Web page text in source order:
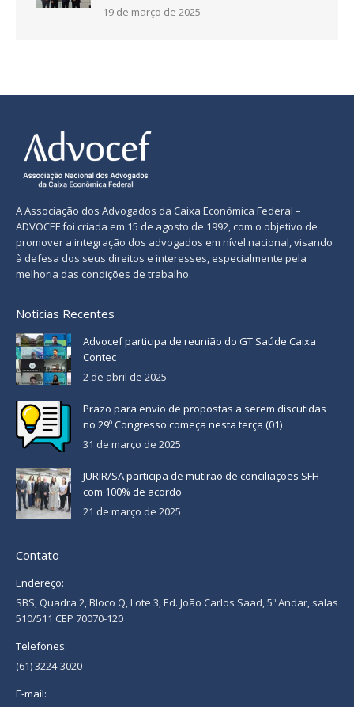
19 de março de 2025
A Associação dos Advogados da Caixa Econômica Federal –
ADVOCEF foi criada em 15 de agosto de 1992, com o objetivo de
promover a integração dos advogados em nível nacional, visando
à defesa dos seus direitos e interesses, especialmente pela
melhoria das condições de trabalho.
Notícias Recentes
Advocef participa de reunião do GT Saúde Caixa
Contec
2 de abril de 2025
Prazo para envio de propostas a serem discutidas
no 29º Congresso começa nesta terça (01)
31 de março de 2025
JURIR/SA participa de mutirão de conciliações SFH
com 100% de acordo
21 de março de 2025
Contato
Endereço:
SBS, Quadra 2, Bloco Q, Lote 3, Ed. João Carlos Saad, 5º Andar, salas
510/511 CEP 70070-120
Telefones:
(61) 3224-3020
E-mail: